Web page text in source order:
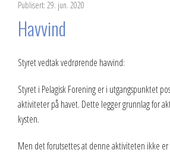
Publisert: 29. jun. 2020
Havvind
Styret vedtak vedrørende havvind:
Styret i Pelagisk Forening er i utgangspunktet
aktiviteter på havet. Dette legger grunnlag for
kysten.
Men det forutsettes at denne aktiviteten ikke